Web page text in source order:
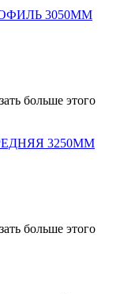
3050ММ
больше этого
3250ММ
больше этого